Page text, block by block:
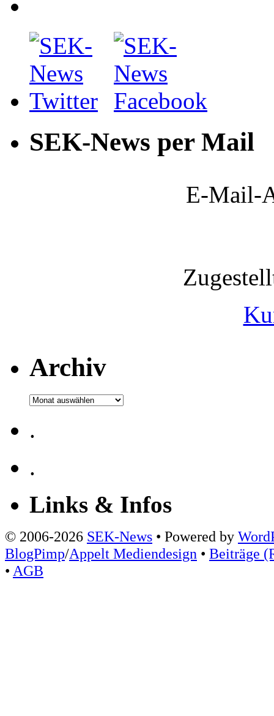
SEK-News per Mail
E-Mail-
Archiv
Archiv
.
.
Links & Infos
© 2006-2026 SEK-News • Powered by
BlogPimp/Appelt Mediendesign • Beiträge
• AGB